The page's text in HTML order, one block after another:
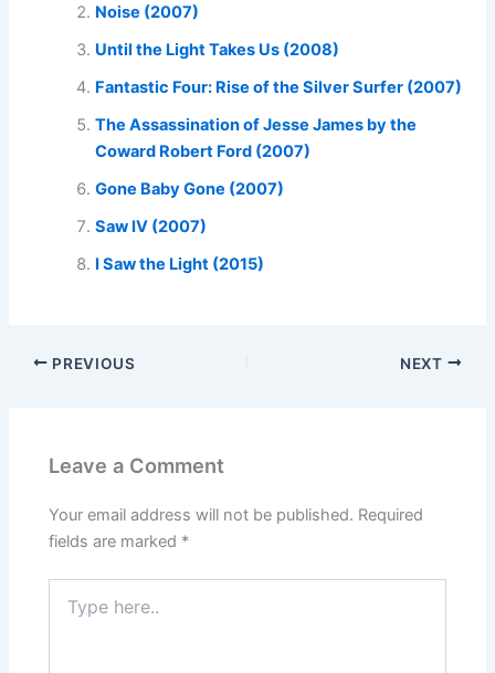
Noise (2007)
Until the Light Takes Us (2008)
Fantastic Four: Rise of the Silver Surfer (2007)
The Assassination of Jesse James by the
Coward Robert Ford (2007)
Gone Baby Gone (2007)
Saw IV (2007)
I Saw the Light (2015)
PREVIOUS NEXT
Leave a Comment
Your email address will not be published. Required
fields are marked *
here..